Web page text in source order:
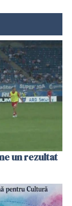
un rezultat